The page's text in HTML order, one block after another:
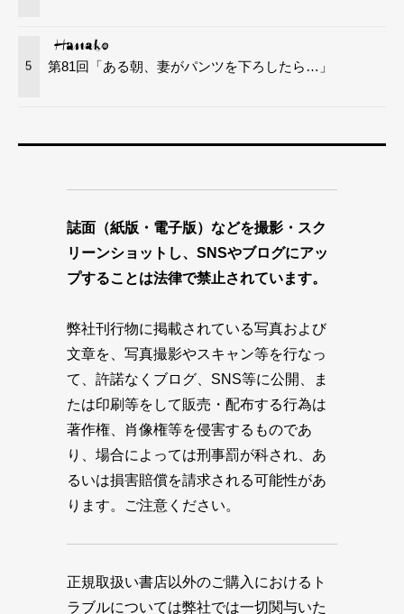
5 第81回「ある朝、妻がパンツを下ろしたら…」
誌面（紙版・電子版）などを撮影・スク
リーンショットし、SNSやブログにアッ
プすることは法律で禁止されています。
弊社刊行物に掲載されている写真および
文章を、写真撮影やスキャン等を行なっ
て、許諾なくブログ、SNS等に公開、ま
たは印刷等をして販売・配布する行為は
著作権、肖像権等を侵害するものであ
り、場合によっては刑事罰が科され、あ
るいは損害賠償を請求される可能性があ
ります。ご注意ください。
正規取扱い書店以外のご購入におけるト
ラブルについては弊社では一切関与いた